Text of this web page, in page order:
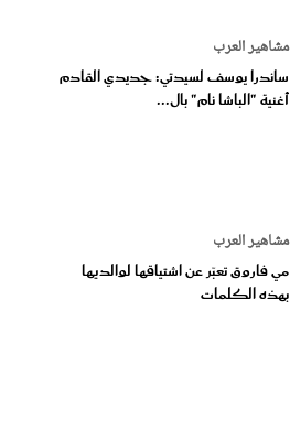
مشاهير العرب
ساندرا يوسف لسيدتي: جديدي القادم
أغنية "الباشا نام" بال...
مشاهير العرب
مي فاروق تعبّر عن اشتياقها لوالديها
بهذه الكلمات